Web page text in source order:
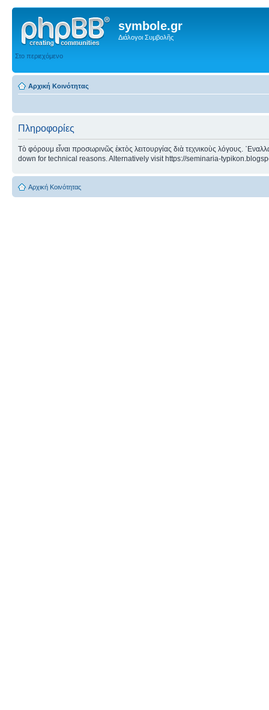
symbole.gr
Διάλογοι Συμβολῆς
Στο περιεχόμενο
Αρχική Κοινότητας
Πληροφορίες
Τὸ φόρουμ εἶναι προσωρινῶς ἐκτὸς λειτουργίας διὰ τεχνικοὺς λόγους.
down for technical reasons. Alternatively visit https://seminaria-
Αρχική Κοινότητας